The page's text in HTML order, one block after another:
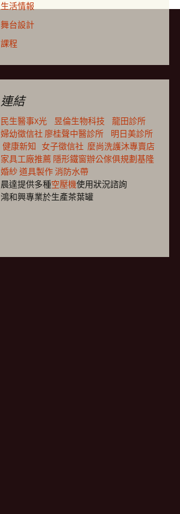
生活情報
舞台設計
課程
連結
民生醫事X光 昱倫生物科技
龍田診所
婦幼徵信社 廖桂聲中醫診所
明日美診所
健康新知 女子徵信社 麼尚洗護沐專賣店
家具工廠推薦 隱形鐵窗辦公傢俱規劃基隆
婚紗道具製作消防水帶
晨達提供多種空壓機使用狀況諮詢
鴻和興專業於生產茶葉罐